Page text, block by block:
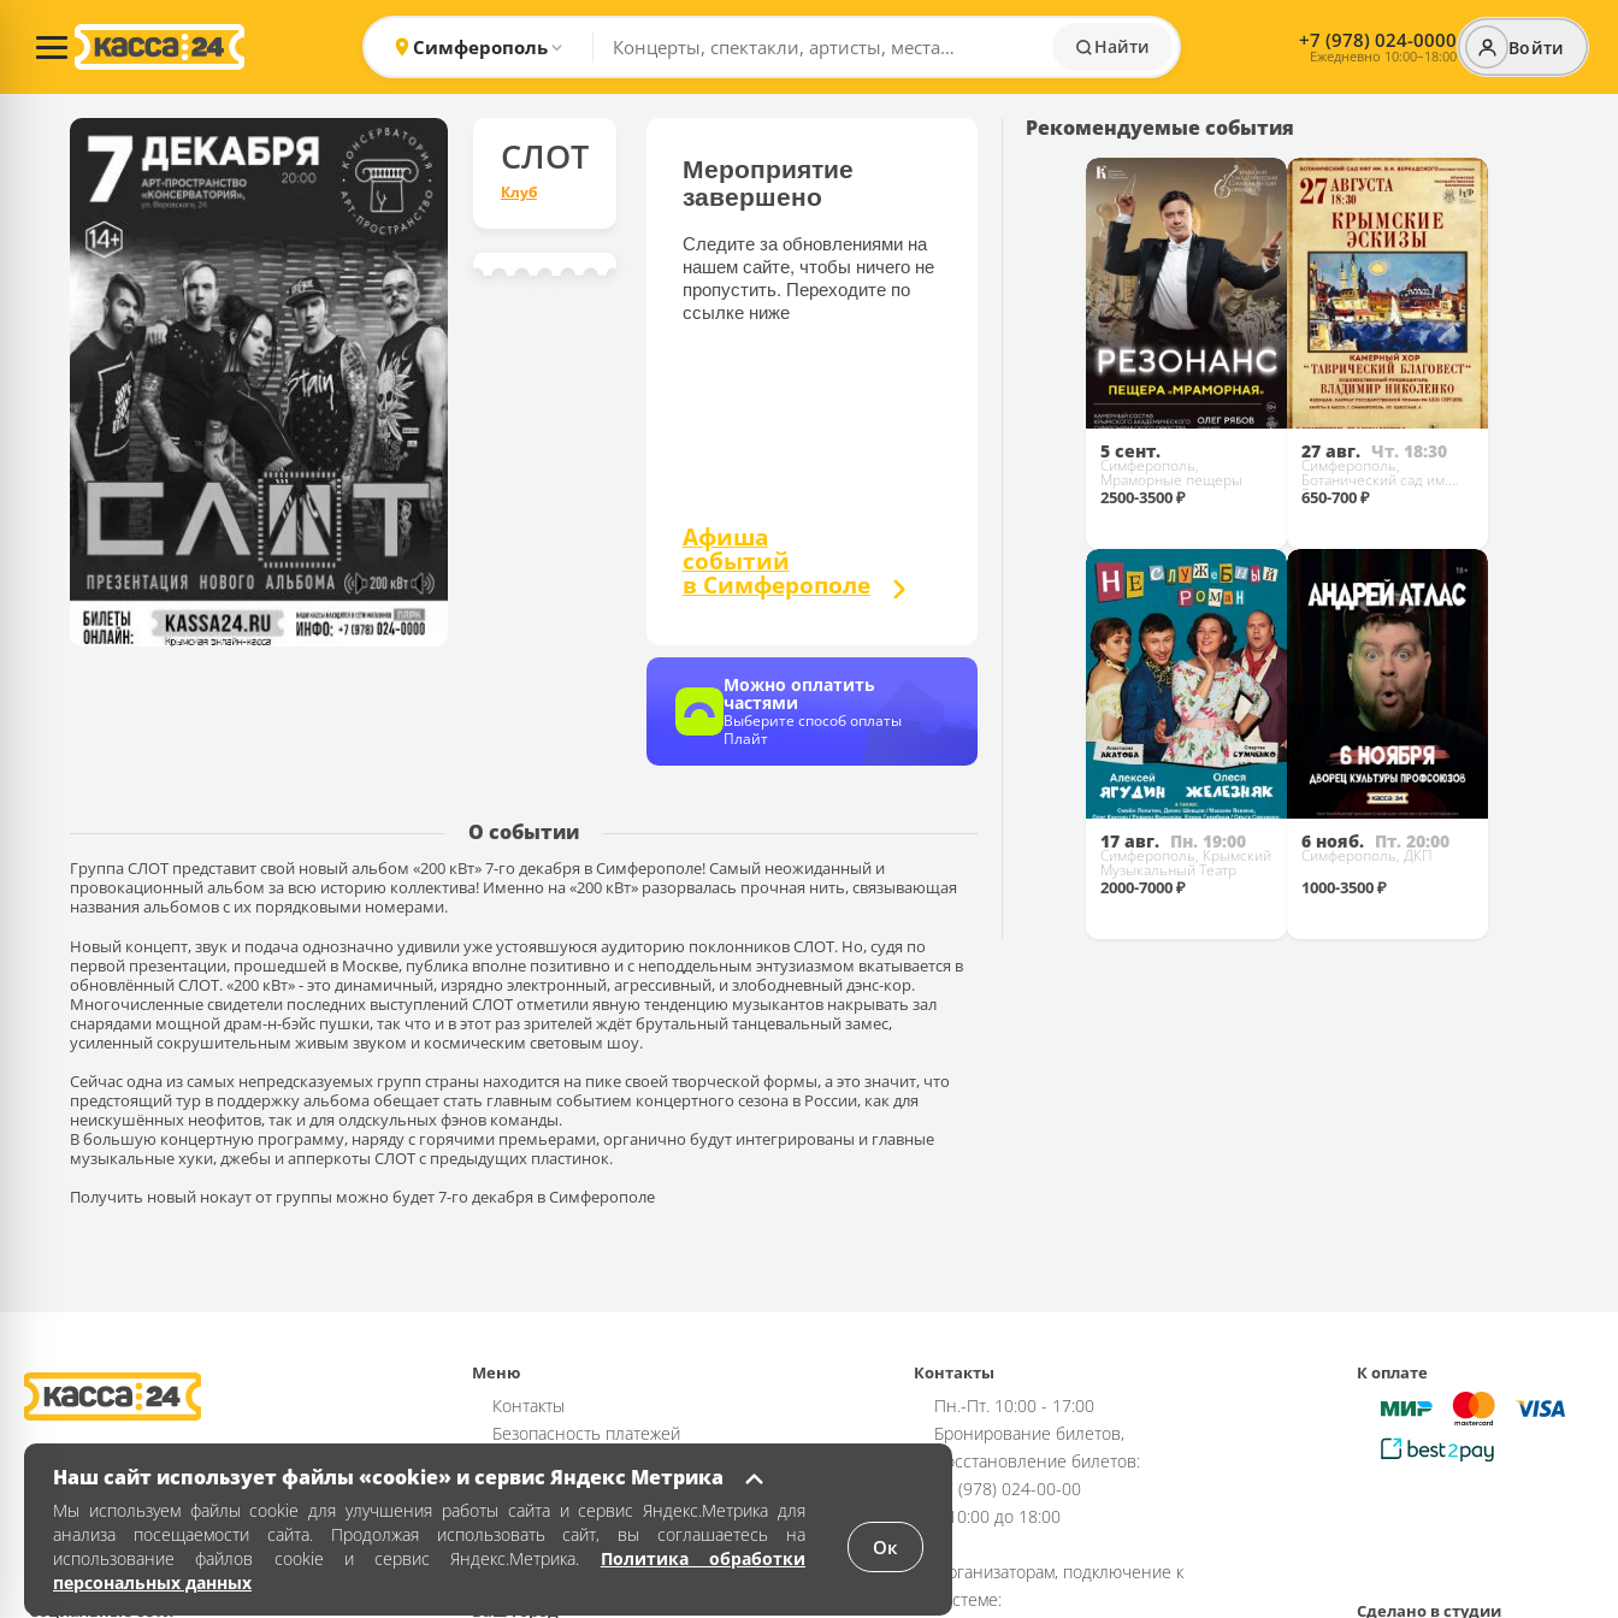
Симферополь Найти +7 (978) 024-0000
Ежедневно 10:00–18:00 Войти
СЛОТ
Клуб
Мероприятие
завершено
Следите за обновлениями на
нашем сайте, чтобы ничего не
пропустить. Переходите по
ссылке ниже
Афиша
событий
в Симферополе
Можно оплатить
частями
Выберите способ оплаты
Плайт
О событии
Группа СЛОТ представит свой новый альбом «200 кВт» 7-го декабря в Симферополе! Самый неожиданный и
провокационный альбом за всю историю коллектива! Именно на «200 кВт» разорвалась прочная нить, связывающая
названия альбомов с их порядковыми номерами.
Новый концепт, звук и подача однозначно удивили уже устоявшуюся аудиторию поклонников СЛОТ. Но, судя по
первой презентации, прошедшей в Москве, публика вполне позитивно и с неподдельным энтузиазмом вкатывается в
обновлённый СЛОТ. «200 кВт» - это динамичный, изрядно электронный, агрессивный, и злободневный дэнс-кор.
Многочисленные свидетели последних выступлений СЛОТ отметили явную тенденцию музыкантов накрывать зал
снарядами мощной драм-н-бэйс пушки, так что и в этот раз зрителей ждёт брутальный танцевальный замес,
усиленный сокрушительным живым звуком и космическим световым шоу.
Сейчас одна из самых непредсказуемых групп страны находится на пике своей творческой формы, а это значит, что
предстоящий тур в поддержку альбома обещает стать главным событием концертного сезона в России, как для
неискушённых неофитов, так и для олдскульных фэнов команды.
В большую концертную программу, наряду с горячими премьерами, органично будут интегрированы и главные
музыкальные хуки, джебы и апперкоты СЛОТ с предыдущих пластинок.
Получить новый нокаут от группы можно будет 7-го декабря в Симферополе
Рекомендуемые события
5 сент.
Симферополь,
Мраморные пещеры
2500-3500 ₽
Купить
27 авг. Чт. 18:30
Симферополь,
Ботанический сад им.
Багрова
650-700 ₽
Купить
17 авг. Пн. 19:00
Симферополь, Крымский
Музыкальный Театр
2000-7000 ₽
6 нояб. Пт. 20:00
Симферополь, ДКП
1000-3500 ₽
Меню
Контакты
Безопасность платежей
Публичная оферта
Политика обработки персональных данных
Как заказать билет
Контакты
Пн.-Пт. 10:00 - 17:00
Бронирование билетов,
Восстановление билетов:
+7 (978) 024-00-00
с 10:00 до 18:00
Организаторам, подключение к
системе:
К оплате
Социальные сети Ваш город Сделано в студии
Наш сайт использует файлы «cookie» и сервис Яндекс Метрика
Мы используем файлы cookie для улучшения работы сайта и сервис Яндекс.Метрика для
анализа посещаемости сайта. Продолжая использовать сайт, вы соглашаетесь на
использование файлов cookie и сервис Яндекс.Метрика. Политика обработки
персональных данных
Ок